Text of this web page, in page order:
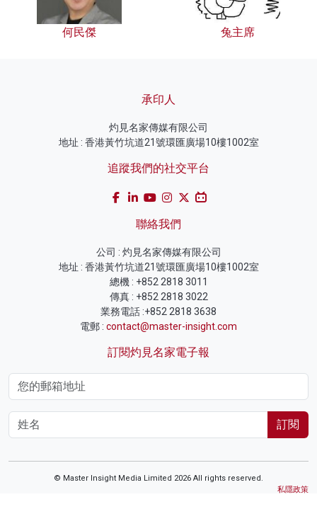
何民傑 兔主席
承印人
灼見名家傳媒有限公司
地址 : 香港黃竹坑道21號環匯廣場10樓1002室
追蹤我們的社交平台
聯絡我們
公司 : 灼見名家傳媒有限公司
地址 : 香港黃竹坑道21號環匯廣場10樓1002室
總機 : +852 2818 3011
傳真 : +852 2818 3022
業務電話 :+852 2818 3638
電郵 : contact@master-insight.com
訂閱灼見名家電子報
訂閱
© Master Insight Media Limited 2026 All rights reserved.
私隱政策